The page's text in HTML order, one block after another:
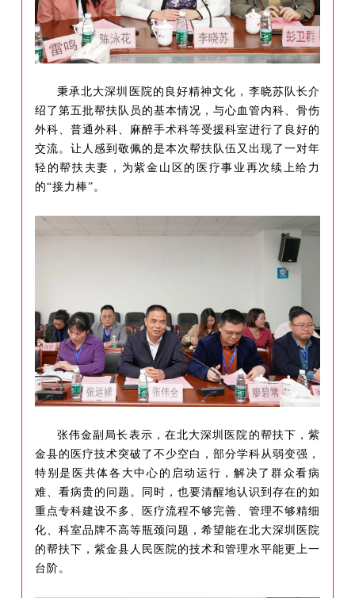
秉承北大深圳医院的良好精神文化，李晓苏队长介
绍了 第五批帮扶 队员的基本情况，与心血管内科、骨伤
外科、普通外科、麻醉手术科等受援科室进行了良好的
交流。 让人感到敬佩的是本次帮扶队伍又出现了一对年
轻的帮扶夫妻，为紫金山区的医疗事业再次续上给力
的“接力棒”。
张伟金副 局长表示，在北大深圳医院的帮扶下，紫
金县的医疗技术突破了不少空白，部分学科从弱变强，
特别是医共体各大中心的启动运行，解决了群众看病
难、看病贵的问题。 同时，也要清醒地认识到存在的如
重点专科建设不多、医疗流程不够完善、管理不够精细
化、科室品牌不高等瓶颈问题，希望能在北大深圳医院
的帮扶下，紫金县人民医院的技术和管理水平能更上一
台阶。